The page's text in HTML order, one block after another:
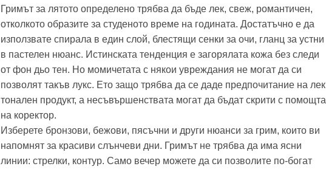
Гримът за лятото определено трябва да бъде лек, свеж, романтичен,
отколкото образите за студеното време на годината. Достатъчно е да
използвате спирала в един слой, блестящи сенки за очи, гланц за устни
в пастелен нюанс. Истинската тенденция е загорялата кожа без следи
от фон дьо тен. Но момичетата с някои увреждания не могат да си
позволят такъв лукс. Ето защо трябва да се даде предпочитание на лек
тонален продукт, а несъвършенствата могат да бъдат скрити с помощта
на коректор.
Изберете бронзови, бежови, пясъчни и други нюанси за грим, които ви
напомнят за красиви слънчеви дни. Гримът не трябва да има ясни
линии: стрелки, контур. Само вечер можете да си позволите по-богат